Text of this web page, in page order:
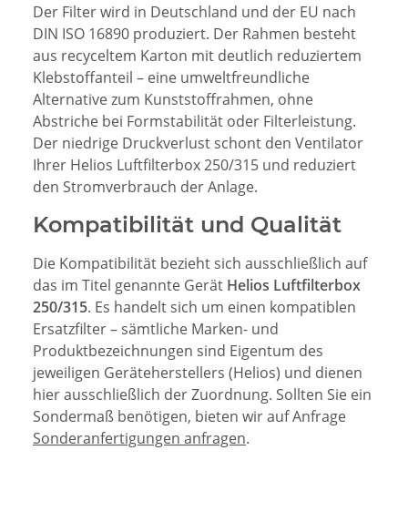
Der Filter wird in Deutschland und der EU nach
DIN ISO 16890 produziert. Der Rahmen besteht
aus recyceltem Karton mit deutlich reduziertem
Klebstoffanteil – eine umweltfreundliche
Alternative zum Kunststoffrahmen, ohne
Abstriche bei Formstabilität oder Filterleistung.
Der niedrige Druckverlust schont den Ventilator
Ihrer Helios Luftfilterbox 250/315 und reduziert
den Stromverbrauch der Anlage.
Kompatibilität und Qualität
Die Kompatibilität bezieht sich ausschließlich auf
das im Titel genannte Gerät Helios Luftfilterbox
250/315. Es handelt sich um einen kompatiblen
Ersatzfilter – sämtliche Marken- und
Produktbezeichnungen sind Eigentum des
jeweiligen Geräteherstellers (Helios) und dienen
hier ausschließlich der Zuordnung. Sollten Sie ein
Sondermaß benötigen, bieten wir auf Anfrage
Sonderanfertigungen anfragen.